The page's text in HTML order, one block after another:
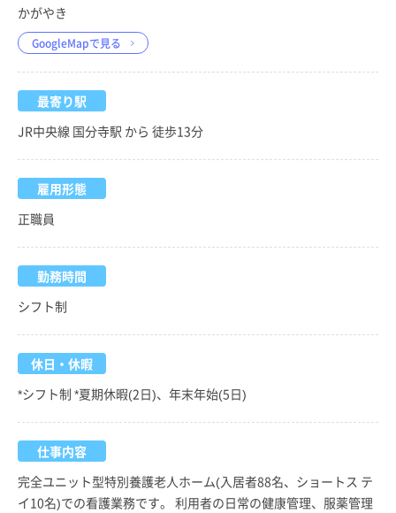
かがやき
GoogleMapで見る
最寄り駅
JR中央線 国分寺駅 から 徒歩13分
雇用形態
正職員
勤務時間
シフト制
休日・休暇
*シフト制 *夏期休暇(2日)、年末年始(5日)
仕事内容
完全ユニット型特別養護老人ホーム(入居者88名、ショートス テ
イ10名)での看護業務です。 利用者の日常の健康管理、服薬管理